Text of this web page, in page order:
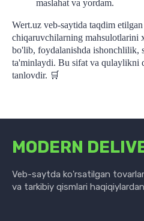
maslahat va yordam.
Wert.uz veb-saytida taqdim
chiqaruvchilarning mahsulotlarini
bo'lib, foydalanishda ishonchlilik,
ta'minlaydi. Bu sifat va qulaylikni
tanlovdir. 🛒
MODERN
Veb-saytda ko'rsatilgan
va tarkibiy qismlari